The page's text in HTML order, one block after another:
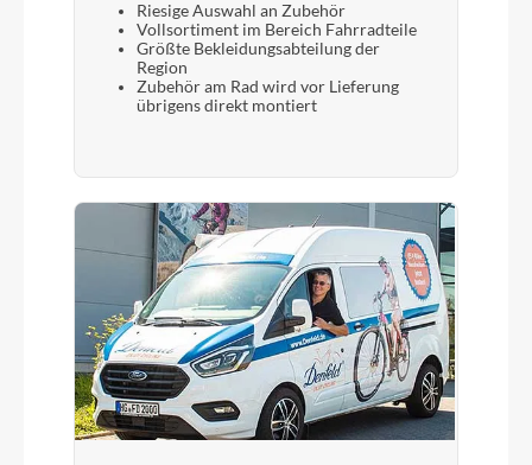
Riesige Auswahl an Zubehör
Vollsortiment im Bereich Fahrradteile
Größte Bekleidungsabteilung der
Region
Zubehör am Rad wird vor Lieferung
übrigens direkt montiert